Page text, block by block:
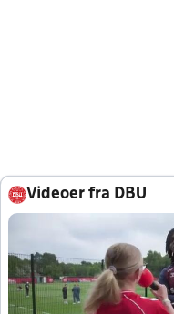
Videoer fra DBU